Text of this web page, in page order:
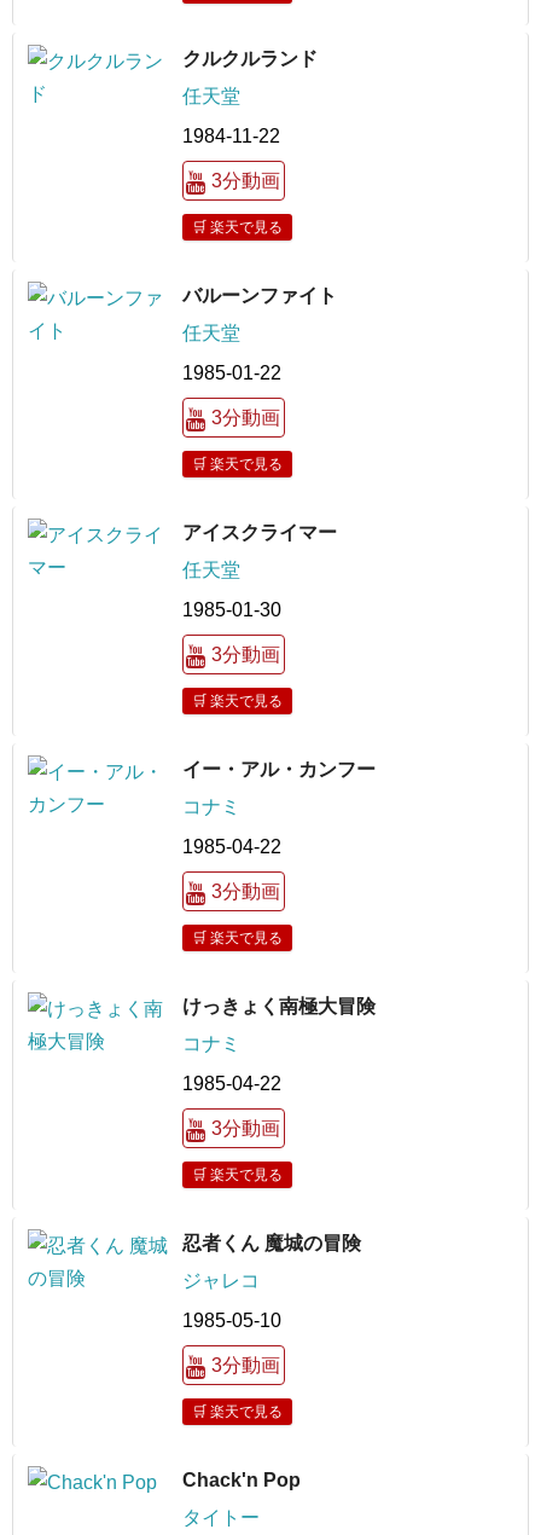
クルクルランド
任天堂
1984-11-22
3分動画
🛒 楽天で見る
バルーンファイト
任天堂
1985-01-22
3分動画
🛒 楽天で見る
アイスクライマー
任天堂
1985-01-30
3分動画
🛒 楽天で見る
イー・アル・カンフー
コナミ
1985-04-22
3分動画
🛒 楽天で見る
けっきょく南極大冒険
コナミ
1985-04-22
3分動画
🛒 楽天で見る
忍者くん 魔城の冒険
ジャレコ
1985-05-10
3分動画
🛒 楽天で見る
Chack'n Pop
タイトー